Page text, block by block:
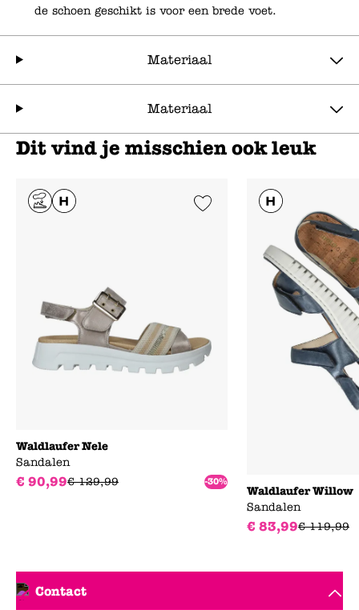
de schoen geschikt is voor een brede voet.
Materiaal
Materiaal
Dit vind je misschien ook leuk
Add to Wishlist
Waldlaufer Nele
Sandalen
€ 90,99€ 129,99 -30%
Waldlaufer Willow
Sandalen
€ 83,99€ 119,99
Contact